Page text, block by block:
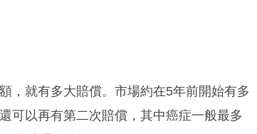
，就有多大賠償。市場約在5年前開始有多
可以再有第二次賠償，其中癌症一般最多